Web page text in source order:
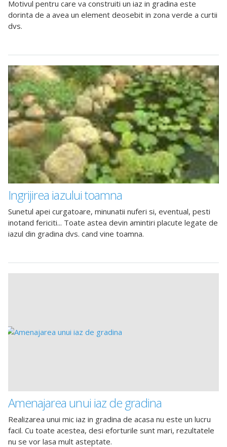
Motivul pentru care va construiti un iaz in gradina este
dorinta de a avea un element deosebit in zona verde a curtii
dvs.
Ingrijirea iazului toamna
Sunetul apei curgatoare, minunatii nuferi si, eventual, pesti
inotand fericiti... Toate astea devin amintiri placute legate de
iazul din gradina dvs. cand vine toamna.
Amenajarea unui iaz de gradina
Realizarea unui mic iaz in gradina de acasa nu este un lucru
facil. Cu toate acestea, desi eforturile sunt mari, rezultatele
nu se vor lasa mult asteptate.